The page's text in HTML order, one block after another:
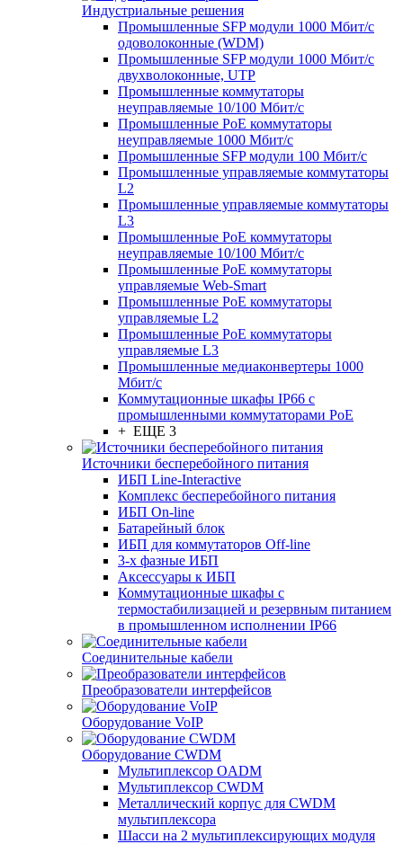
Индустриальные решения
Промышленные SFP модули 1000 Мбит/c
одоволоконные (WDM)
Промышленные SFP модули 1000 Мбит/c
двухволоконные, UTP
Промышленные коммутаторы
неуправляемые 10/100 Мбит/с
Промышленные PoE коммутаторы
неуправляемые 1000 Мбит/с
Промышленные SFP модули 100 Мбит/c
Промышленные управляемые коммутаторы
L2
Промышленные управляемые коммутаторы
L3
Промышленные PoE коммутаторы
неуправляемые 10/100 Мбит/с
Промышленные PoE коммутаторы
управляемые Web-Smart
Промышленные PoE коммутаторы
управляемые L2
Промышленные PoE коммутаторы
управляемые L3
Промышленные медиаконвертеры 1000
Мбит/с
Коммутационные шкафы IP66 c
промышленными коммутаторами PoE
+ ЕЩЕ 3
Источники бесперебойного питания
ИБП Line-Interactive
Комплекс бесперебойного питания
ИБП On-line
Батарейный блок
ИБП для коммутаторов Off-line
3-х фазные ИБП
Аксессуары к ИБП
Коммутационные шкафы с
термостабилизацией и резервным питанием
в промышленном исполнении IP66
Соединительные кабели
Преобразователи интерфейсов
Оборудование VoIP
Оборудование CWDM
Мультиплекcор OADM
Мультиплексор CWDM
Металлический корпус для CWDM
мультиплексора
Шасси на 2 мультиплексирующих модуля